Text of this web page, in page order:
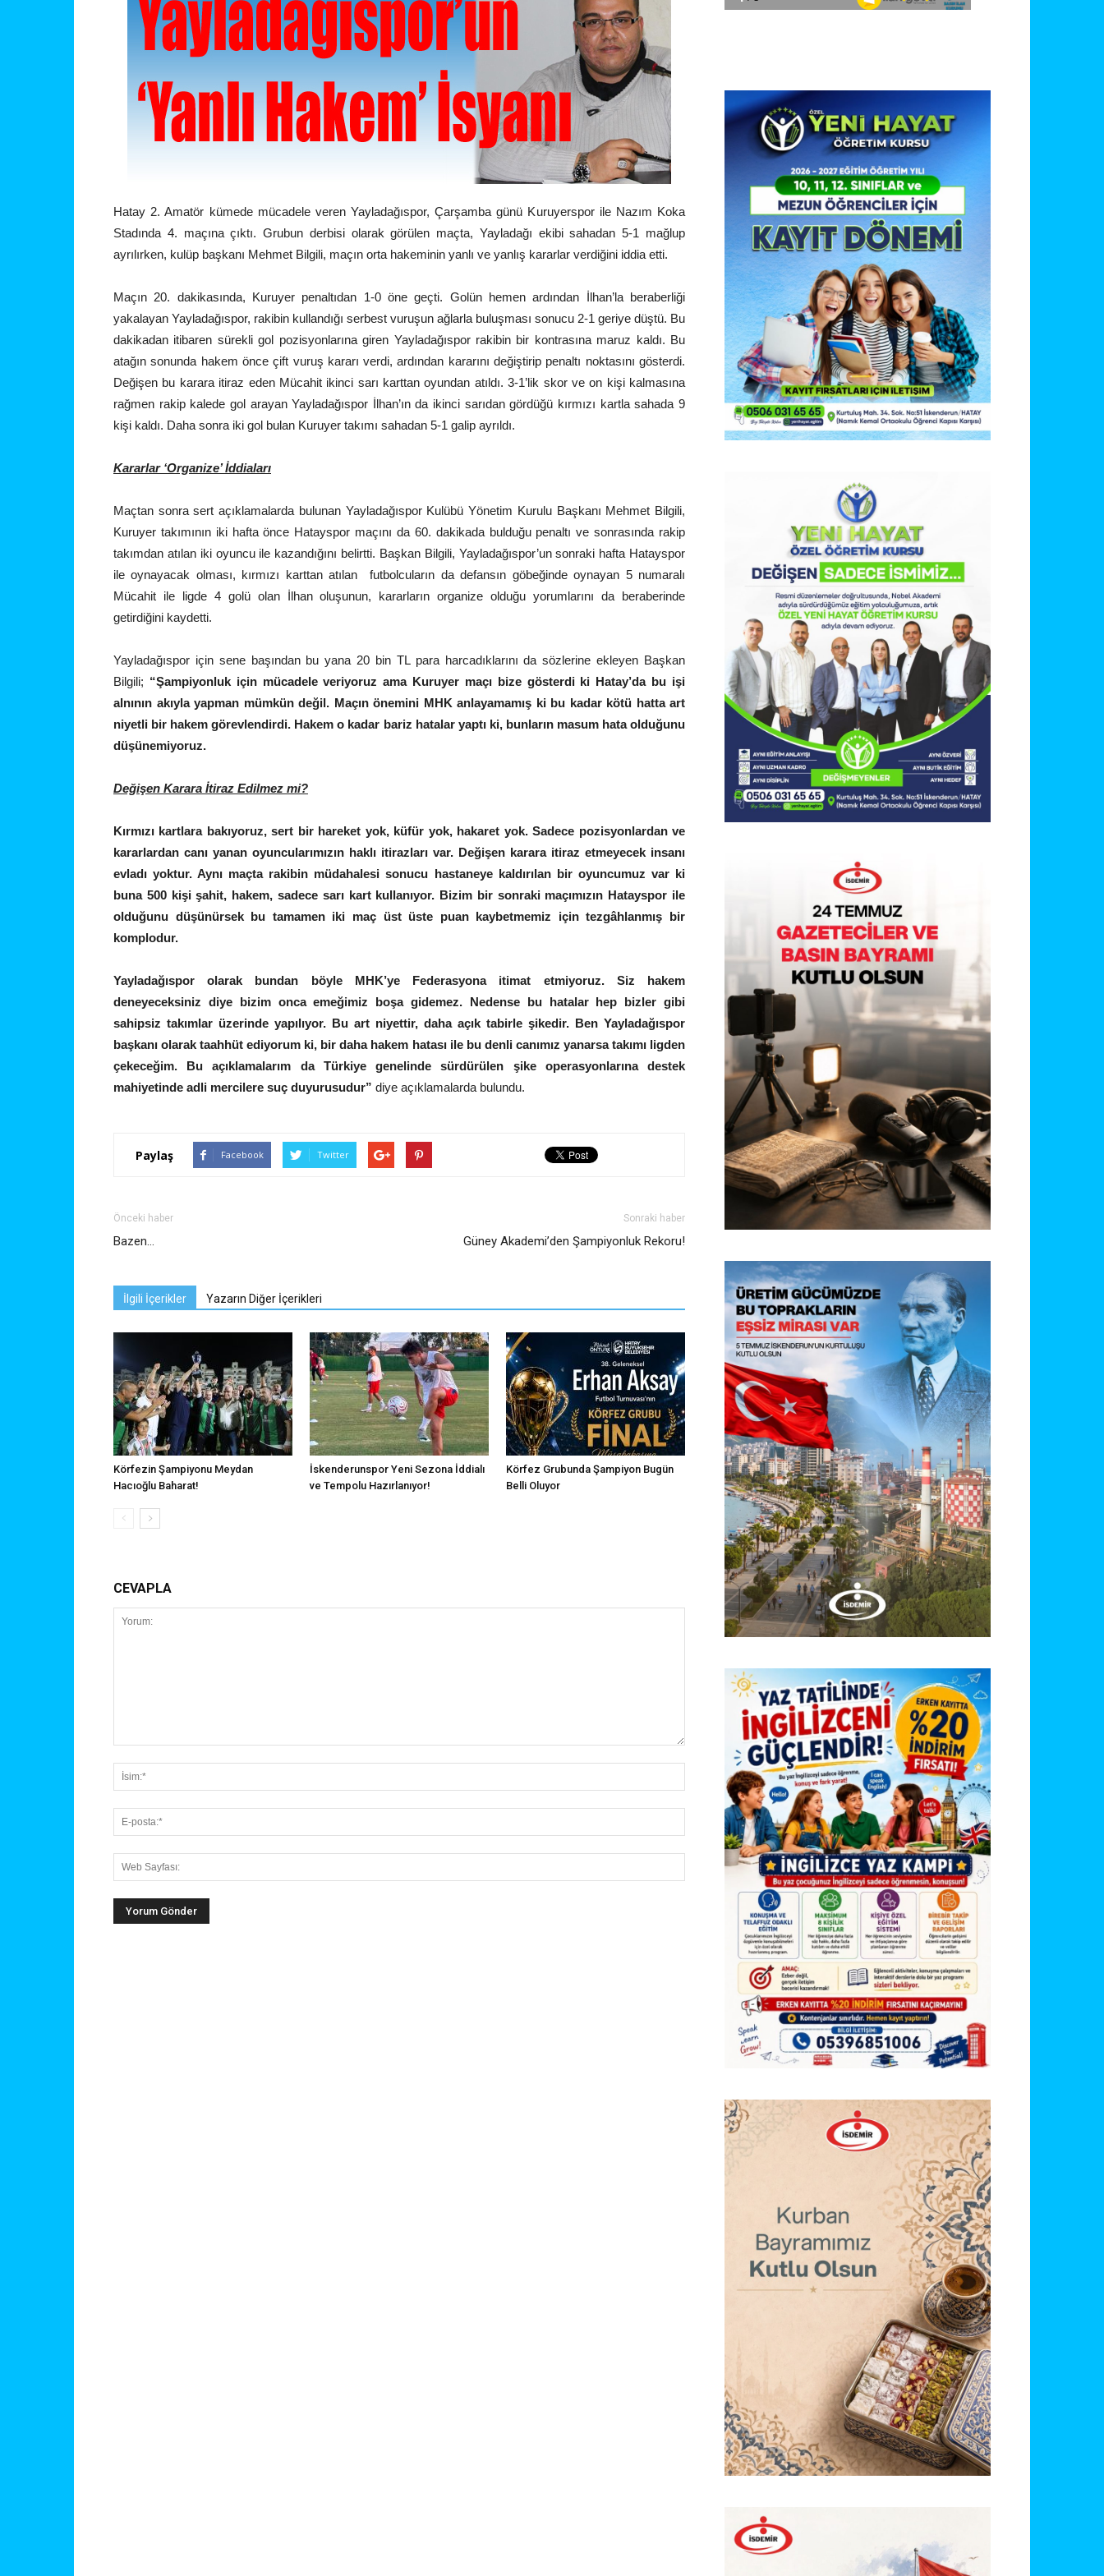
Hatay 2. Amatör kümede mücadele veren Yayladağıspor, Çarşamba günü Kuruyerspor ile Nazım Koka
Stadında 4. maçına çıktı. Grubun derbisi olarak görülen maçta, Yayladağı ekibi sahadan 5-1 mağlup
ayrılırken, kulüp başkanı Mehmet Bilgili, maçın orta hakeminin yanlı ve yanlış kararlar verdiğini iddia etti.
Maçın 20. dakikasında, Kuruyer penaltıdan 1-0 öne geçti. Golün hemen ardından İlhan’la beraberliği
yakalayan Yayladağıspor, rakibin kullandığı serbest vuruşun ağlarla buluşması sonucu 2-1 geriye düştü. Bu
dakikadan itibaren sürekli gol pozisyonlarına giren Yayladağıspor rakibin bir kontrasına maruz kaldı. Bu
atağın sonunda hakem önce çift vuruş kararı verdi, ardından kararını değiştirip penaltı noktasını gösterdi.
Değişen bu karara itiraz eden Mücahit ikinci sarı karttan oyundan atıldı. 3-1’lik skor ve on kişi kalmasına
rağmen rakip kalede gol arayan Yayladağıspor İlhan’ın da ikinci sarıdan gördüğü kırmızı kartla sahada 9
kişi kaldı. Daha sonra iki gol bulan Kuruyer takımı sahadan 5-1 galip ayrıldı.
Kararlar ‘Organize’ İddiaları
Maçtan sonra sert açıklamalarda bulunan Yayladağıspor Kulübü Yönetim Kurulu Başkanı Mehmet Bilgili,
Kuruyer takımının iki hafta önce Hatayspor maçını da 60. dakikada bulduğu penaltı ve sonrasında rakip
takımdan atılan iki oyuncu ile kazandığını belirtti. Başkan Bilgili, Yayladağıspor’un sonraki hafta Hatayspor
ile oynayacak olması, kırmızı karttan atılan futbolcuların da defansın göbeğinde oynayan 5 numaralı
Mücahit ile ligde 4 golü olan İlhan oluşunun, kararların organize olduğu yorumlarını da beraberinde
getirdiğini kaydetti.
Yayladağıspor için sene başından bu yana 20 bin TL para harcadıklarını da sözlerine ekleyen Başkan
Bilgili; “Şampiyonluk için mücadele veriyoruz ama Kuruyer maçı bize gösterdi ki Hatay’da bu işi
alnının akıyla yapman mümkün değil. Maçın önemini MHK anlayamamış ki bu kadar kötü hatta art
niyetli bir hakem görevlendirdi. Hakem o kadar bariz hatalar yaptı ki, bunların masum hata olduğunu
düşünemiyoruz.
Değişen Karara İtiraz Edilmez mi?
Kırmızı kartlara bakıyoruz, sert bir hareket yok, küfür yok, hakaret yok. Sadece pozisyonlardan ve
kararlardan canı yanan oyuncularımızın haklı itirazları var. Değişen karara itiraz etmeyecek insanı
evladı yoktur. Aynı maçta rakibin müdahalesi sonucu hastaneye kaldırılan bir oyuncumuz var ki
buna 500 kişi şahit, hakem, sadece sarı kart kullanıyor. Bizim bir sonraki maçımızın Hatayspor ile
olduğunu düşünürsek bu tamamen iki maç üst üste puan kaybetmemiz için tezgâhlanmış bir
komplodur.
Yayladağıspor olarak bundan böyle MHK’ye Federasyona itimat etmiyoruz. Siz hakem
deneyeceksiniz diye bizim onca emeğimiz boşa gidemez. Nedense bu hatalar hep bizler gibi
sahipsiz takımlar üzerinde yapılıyor. Bu art niyettir, daha açık tabirle şikedir. Ben Yayladağıspor
başkanı olarak taahhüt ediyorum ki, bir daha hakem hatası ile bu denli canımız yanarsa takımı ligden
çekeceğim. Bu açıklamalarım da Türkiye genelinde sürdürülen şike operasyonlarına destek
mahiyetinde adli mercilere suç duyurusudur” diye açıklamalarda bulundu.
Paylaş Facebook Twitter
Önceki haber
Bazen…
Sonraki haber
Güney Akademi’den Şampiyonluk Rekoru!
İlgili İçerikler Yazarın Diğer İçerikleri
Körfezin Şampiyonu Meydan
Hacıoğlu Baharat!
İskenderunspor Yeni Sezona İddialı
ve Tempolu Hazırlanıyor!
Körfez Grubunda Şampiyon Bugün
Belli Oluyor
CEVAPLA